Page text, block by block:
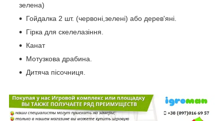
зелена)
Гойдалка 2 шт. (червоні,зелені) або дерев'яні.
Гірка для скелелазіння.
Канат
Мотузкова драбина.
Дитяча пісочниця.